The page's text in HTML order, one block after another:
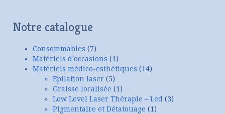
Notre catalogue
Consommables (7)
Matériels d'occasions (1)
Matériels médico-esthétiques (14)
Epilation laser (5)
Graisse localisée (1)
Low Level Laser Thérapie – Led (3)
Pigmentaire et Détatouage (1)